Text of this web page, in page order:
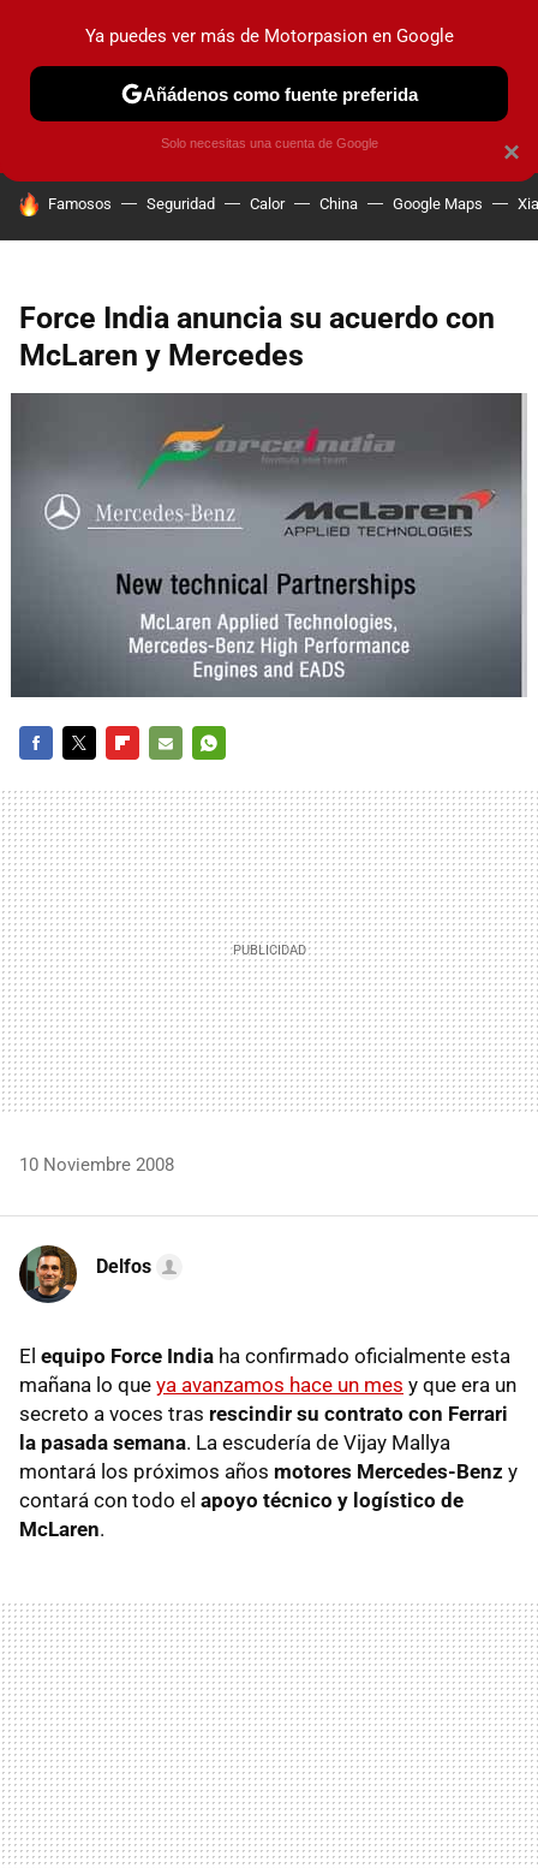
PRUEBAS COCHES ELÉCTRICOS OBSERVATORIO
HOY SE HABLA DE
Famosos Seguridad Calor China Google Maps
Force India anuncia su acuerdo con
McLaren y Mercedes
MAIL
10 Noviembre 2008
Delfos
El equipo Force India ha confirmado oficialmente esta
mañana lo que ya avanzamos hace un mes y que era un
secreto a voces tras rescindir su contrato con Ferrari
la pasada semana. La escudería de Vijay Mallya
montará los próximos años motores Mercedes-Benz y
contará con todo el apoyo técnico y logístico de
McLaren.
×
Ya puedes ver más de Motorpasion en Google
Añádenos como fuente preferida
Solo necesitas una cuenta de Google